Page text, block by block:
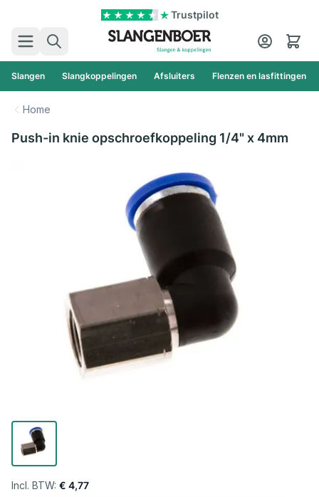
Trustpilot
Zoek
Cart
Slangen Slangkoppelingen Afsluiters Flenzen en lasfittingen
Home
Push-in knie opschroefkoppeling 1/4" x 4mm
€ 4,77